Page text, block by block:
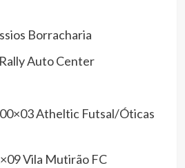
Borracharia
Auto Center
Atheltic Futsal/Óticas
Vila Mutirão FC